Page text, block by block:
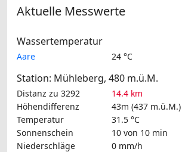
Aktuelle Messwerte
Wassertemperatur
Aare 24 °C
Station: Mühleberg, 480 m.ü.M.
Distanz zu 3292
14.4 km
Höhendifferenz
43m (437 m.ü.M.)
Temperatur
31.5 °C
Sonnenschein
10 von 10 min
Niederschläge
0 mm/h